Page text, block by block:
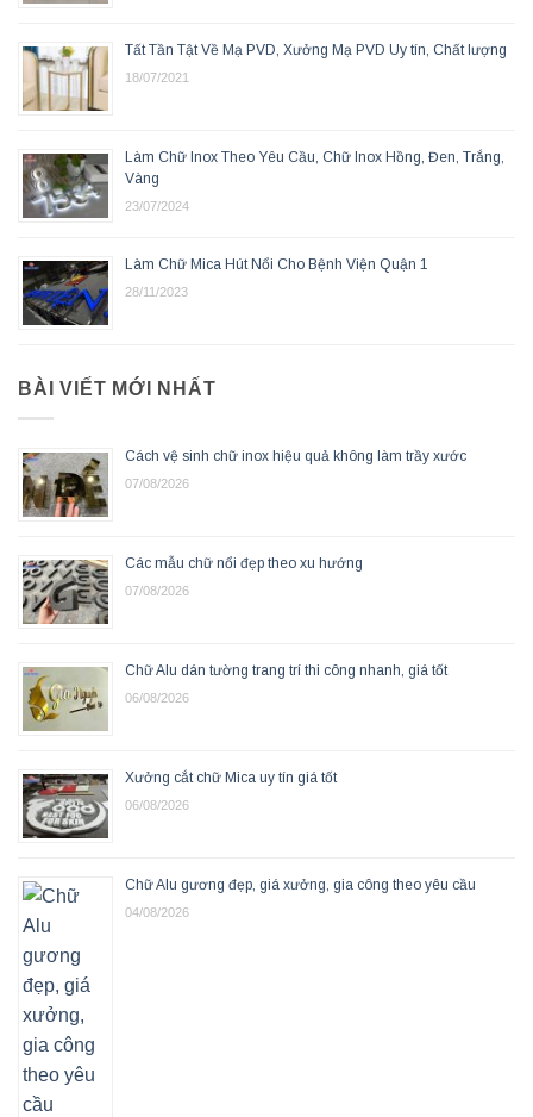
Tất Tần Tật Về Mạ PVD, Xưởng Mạ PVD Uy tín, Chất lượng
18/07/2021
Làm Chữ Inox Theo Yêu Cầu, Chữ Inox Hồng, Đen, Trắng,
Vàng
23/07/2024
Làm Chữ Mica Hút Nổi Cho Bệnh Viện Quận 1
28/11/2023
BÀI VIẾT MỚI NHẤT
Cách vệ sinh chữ inox hiệu quả không làm trầy xước
07/08/2026
Các mẫu chữ nổi đẹp theo xu hướng
07/08/2026
Chữ Alu dán tường trang trí thi công nhanh, giá tốt
06/08/2026
Xưởng cắt chữ Mica uy tín giá tốt
06/08/2026
Chữ Alu gương đẹp, giá xưởng, gia công theo yêu cầu
04/08/2026